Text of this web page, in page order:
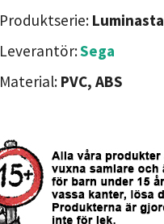
Produktserie: Luminasta
Leverantör:Sega
Material: PVC, ABS